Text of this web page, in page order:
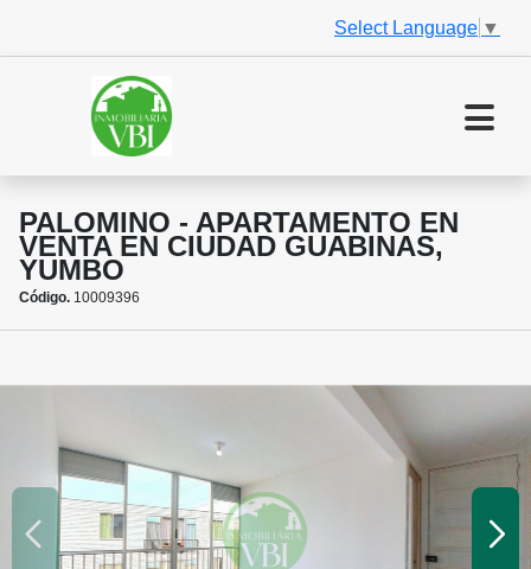
Select Language ▼
PALOMINO - APARTAMENTO EN
VENTA EN CIUDAD GUABINAS,
YUMBO
Código. 10009396